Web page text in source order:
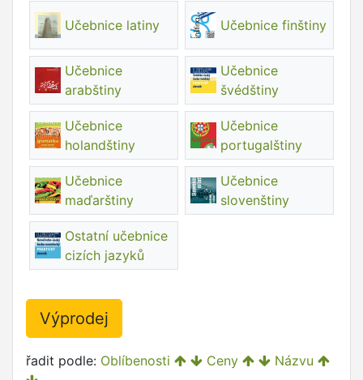
Učebnice latiny Učebnice finštiny
Učebnice
arabštiny
Učebnice
švédštiny
Učebnice
holandštiny
Učebnice
portugalštiny
Učebnice
maďarštiny
Učebnice
slovenštiny
Ostatní učebnice
cizích jazyků
Výprodej
řadit podle: Oblíbenosti Ceny Názvu